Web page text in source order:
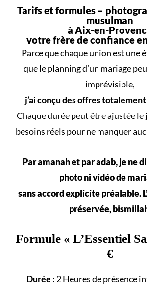
Tarifs et formules –
musulman
à Aix-en-
votre frère de confiance
Parce quechaque unionest une
que leplanning d’un mariage
imprévisible,
j’ai conçu des offres
Chaque durée peut être ajustée le
besoins réels pour ne manquer
Par amanah et par adab, je ne
photo ni vidéo de
sans accord explicite préalable.
préservée,
Formule « L’Essentiel
€
Durée : 2 Heures de présence